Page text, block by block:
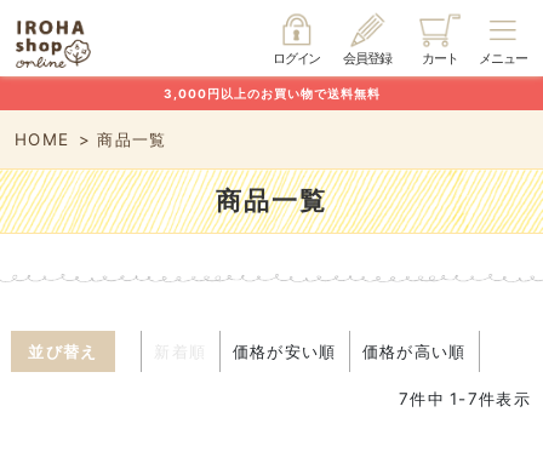
メニュー
カート
会員登録
ログイン
3,000円以上のお買い物で送料無料
HOME 商品一覧
商品一覧
並び替え 価格が安い順 価格が高い順
7件中 1-7件表示